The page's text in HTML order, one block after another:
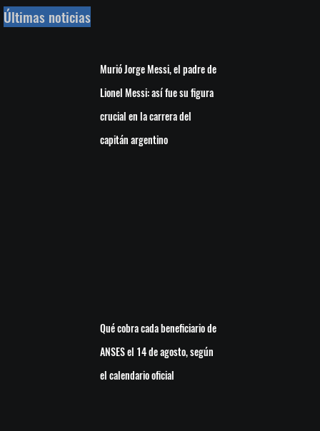
Últimas noticias
Murió Jorge Messi, el padre de
Lionel Messi: así fue su figura
crucial en la carrera del
capitán argentino
Qué cobra cada beneficiario de
ANSES el 14 de agosto, según
el calendario oficial